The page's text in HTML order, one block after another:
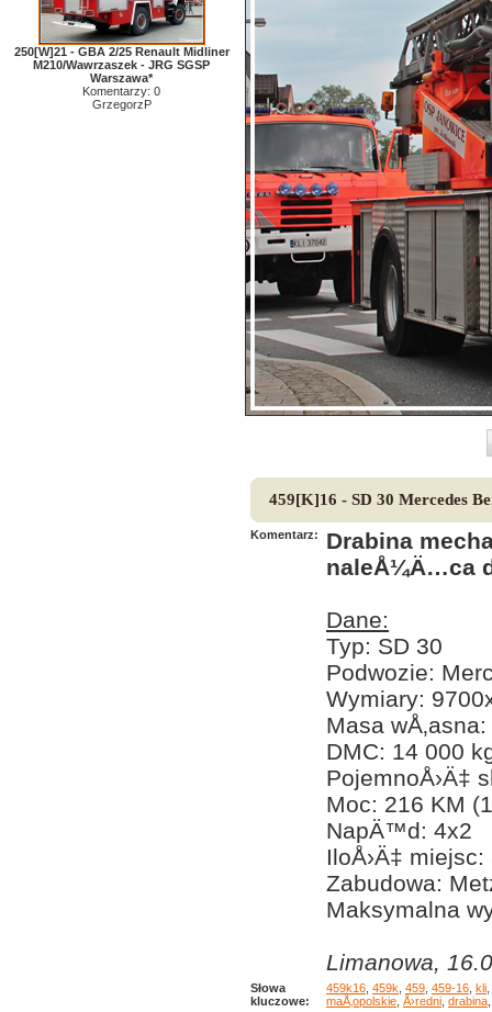
250[W]21 - GBA 2/25 Renault Midliner
M210/Wawrzaszek - JRG SGSP
Warszawa*
Komentarzy: 0
GrzegorzP
459[K]16 - SD 30 Mercedes
Komentarz:
Drabina
naleÅ¼Ä…ca
Dane:
Typ: SD 30
Podwozie:
Wymiary:
Masa
DMC: 14 000
PojemnoÅ›Ä‡
Moc: 216 KM
NapÄ™d: 4x2
IloÅ›Ä‡
Zabudowa:
Maksymalna
Limanowa,
Słowa
kluczowe:
459k16 459k 459 459-16 kli
maÅ‚opolskie Å›redni drabina